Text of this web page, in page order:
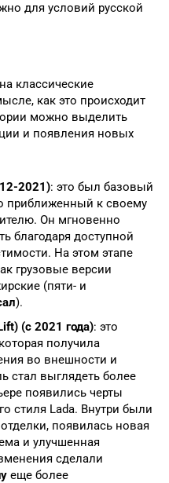
для условий русской
классические
как это происходит
можно выделить
и появления новых
2021): это был базовый
приближенный к своему
Он мгновенно
благодаря доступной
На этом этапе
грузовые версии
(пяти- и
).
(с 2021 года): это
получила
во внешности и
стал выглядеть более
появились черты
стиля Lada. Внутри были
появилась новая
и улучшенная
сделали
еще более